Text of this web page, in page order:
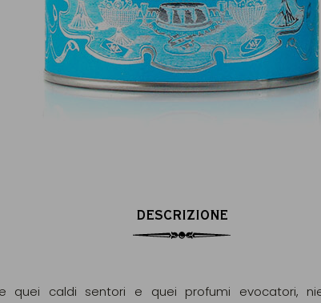
online sicuro al 100 %
CB, Visa, PayPal)
Consegna
in Francia
DESCRIZIONE
quei caldi sentori e quei profumi evocatori,